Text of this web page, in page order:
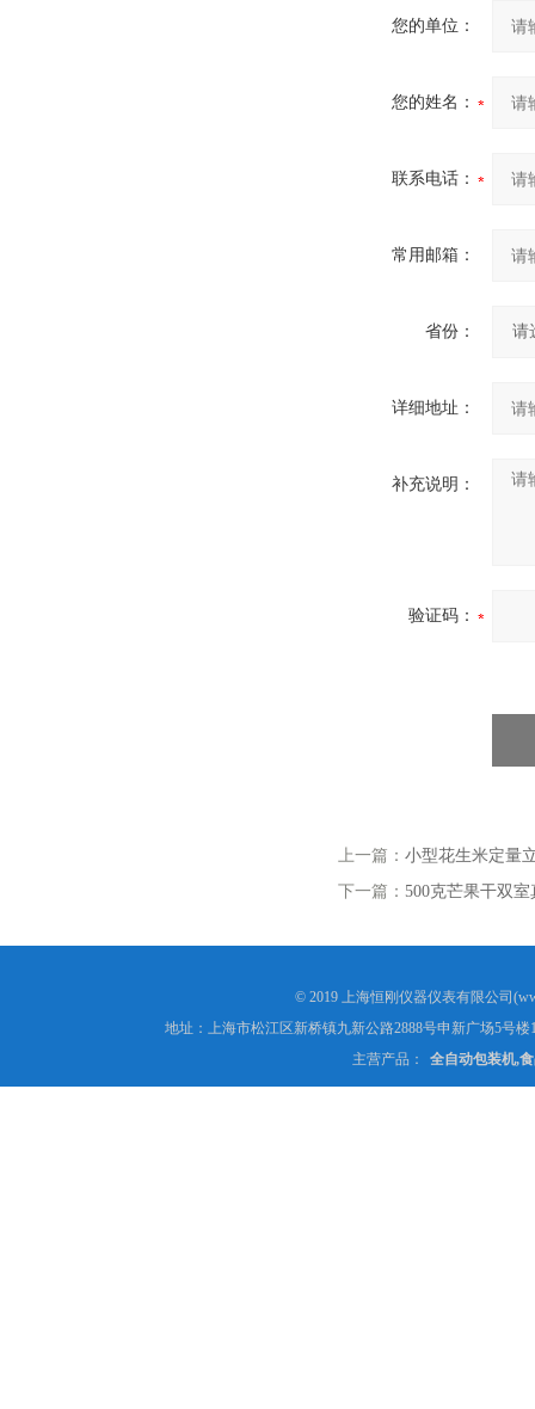
您的单位：
您的姓名：
联系电话：
常用邮箱：
省份：
详细地址：
补充说明：
验证码：
上一篇： 小型花生米定量
下一篇： 500克芒果干双
© 2019 上海恒刚仪器仪表有限公司
地址：上海市松江区新桥镇九新公路2888号申新广场5号楼
主营产品：
全自动包装机,